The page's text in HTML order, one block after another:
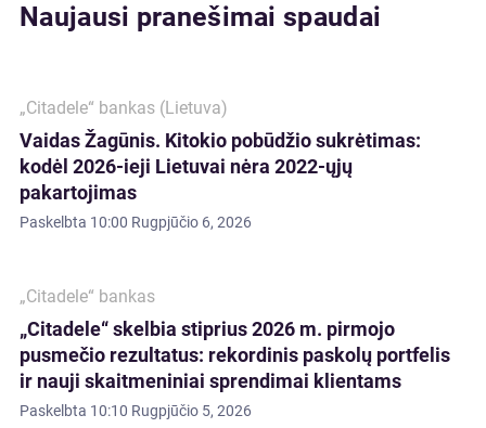
Naujausi pranešimai spaudai
„Citadele“ bankas (Lietuva)
Vaidas Žagūnis. Kitokio pobūdžio sukrėtimas:
kodėl 2026-ieji Lietuvai nėra 2022-ųjų
pakartojimas
Paskelbta 10:00 Rugpjūčio 6, 2026
„Citadele“ bankas
„Citadele“ skelbia stiprius 2026 m. pirmojo
pusmečio rezultatus: rekordinis paskolų portfelis
ir nauji skaitmeniniai sprendimai klientams
Paskelbta 10:10 Rugpjūčio 5, 2026